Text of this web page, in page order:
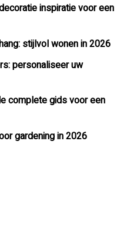
inspiratie voor een
stijlvol wonen in 2026
personaliseer uw
complete gids voor een
gardening in 2026